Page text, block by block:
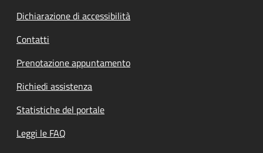
Dichiarazione di accessibilità
Contatti
Prenotazione appuntamento
Richiedi assistenza
Statistiche del portale
Leggi le FAQ